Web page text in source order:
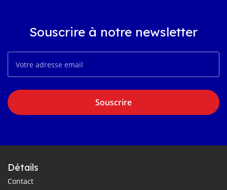
Souscrire à notre newsletter
Souscrire
Détails
Contact